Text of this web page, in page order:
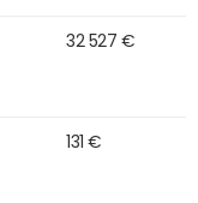
32 527 €
131 €